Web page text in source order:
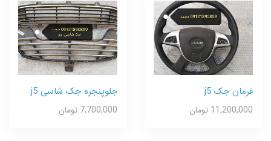
فرمان جک j5
11,200,000 تومان
جلوپنجره جک شاسی j5
7,700,000 تومان